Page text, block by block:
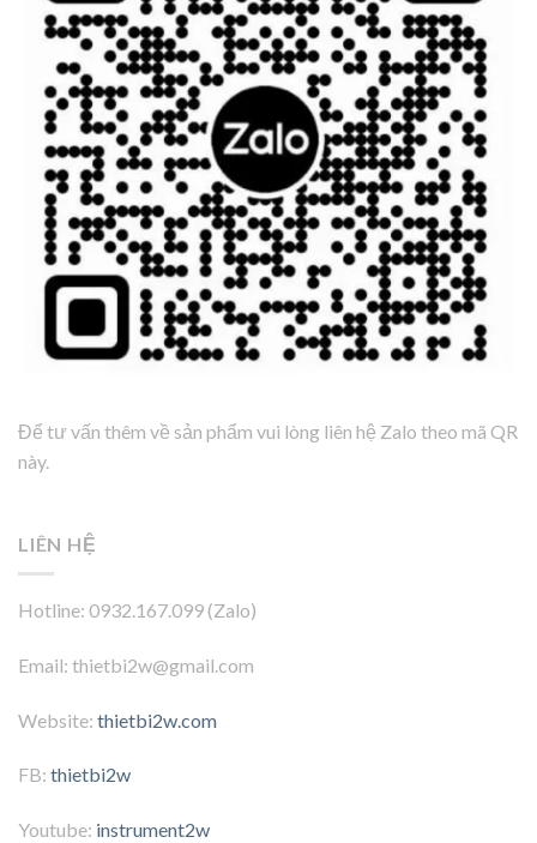
Để tư vấn thêm về sản phẩm vui lòng liên hệ Zalo theo mã QR
này.
LIÊN HỆ
Hotline: 0932.167.099 (Zalo)
Email: thietbi2w@gmail.com
Website: thietbi2w.com
FB: thietbi2w
Youtube: instrument2w